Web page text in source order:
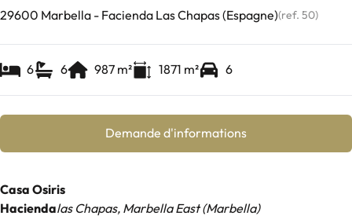
29600 Marbella - Facienda Las Chapas (Espagne)(ref. 50)
6 6 987m² 1871 m² 6
Demande d'informations
Casa Osiris
Haciendalas Chapas, Marbella East (Marbella)